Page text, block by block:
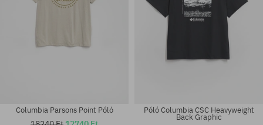
Columbia Parsons Point Póló Póló Columbia CSC Heavyweight
Back Graphic